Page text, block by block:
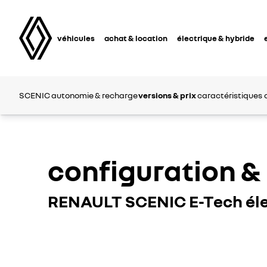
véhicules achat & location électrique & hybride
SCENICautonomie & rechargeversions & prixcaractéristiques
configuration
RENAULT SCENIC E-Tech